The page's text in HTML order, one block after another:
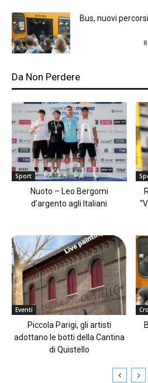
Bus, nuovi
Da Non Perdere
Sport
Nuoto – Leo Bergomi
d’argento agli Italiani
Eventi
Piccola Parigi, gli artisti
adottano le botti della Cantina
di Quistello